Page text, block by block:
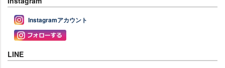
Instagramアカウント
LINE